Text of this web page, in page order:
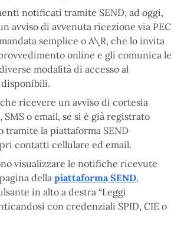
notificati tramite SEND, ad oggi,
avviso di avvenuta ricezione via PEC
semplice o A\R, che lo invita
online e gli comunica le
modalità di accesso al
ricevere un avviso di cortesia
SMS o email, se si è già registrato
tramite la piattaforma SEND
contatti cellulare ed email.
visualizzare le notifiche ricevute
della piattaforma SEND,
in alto a destra “Leggi
con credenziali SPID, CIE o